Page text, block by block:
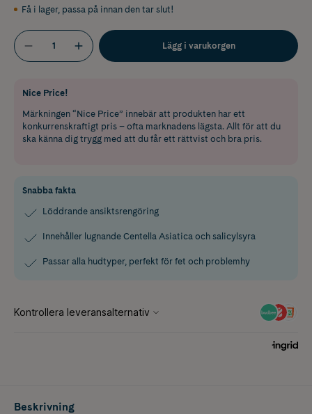
Få i lager, passa på innan den tar slut!
Lägg i varukorgen
Nice Price!
Märkningen “Nice Price” innebär att produkten har ett
konkurrenskraftigt pris – ofta marknadens lägsta. Allt för att du
ska känna dig trygg med att du får ett rättvist och bra pris.
Snabba fakta
Löddrande ansiktsrengöring
Innehåller lugnande Centella Asiatica och salicylsyra
Passar alla hudtyper, perfekt för fet och problemhy
Beskrivning